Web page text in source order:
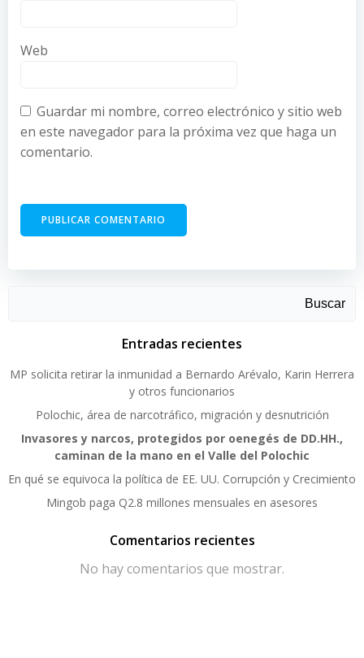
Web
Guardar mi nombre, correo electrónico y sitio web
en este navegador para la próxima vez que haga un
comentario.
Buscar
Entradas recientes
MP solicita retirar la inmunidad a Bernardo Arévalo, Karin Herrera
y otros funcionarios
Polochic, área de narcotráfico, migración y desnutrición
Invasores y narcos, protegidos por oenegés de DD.HH.,
caminan de la mano en el Valle del Polochic
En qué se equivoca la política de EE. UU. Corrupción y Crecimiento
Mingob paga Q2.8 millones mensuales en asesores
Comentarios recientes
No hay comentarios que mostrar.